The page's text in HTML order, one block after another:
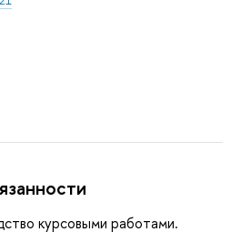
курсовыми работами.